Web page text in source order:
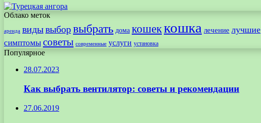
Облако меток
аренда видывыборвыбрать дома кошеккошка лечение лучшие
симптомы советы современные услуги установка
Популярное
28.07.2023
Как выбрать вентилятор: советы и рекомендации
27.06.2019